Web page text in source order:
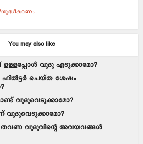
ശുദ്ധീകരണം
You may also like
ഉള്ളപ്പോള്‍ വുദു എടുക്കാമോ?
ചെയ്ത ശേഷം
വുദുവെടുക്കാമോ?
വുദുവെടുക്കാമോ?
വുദുവിന്റെ അവയവങ്ങള്‍